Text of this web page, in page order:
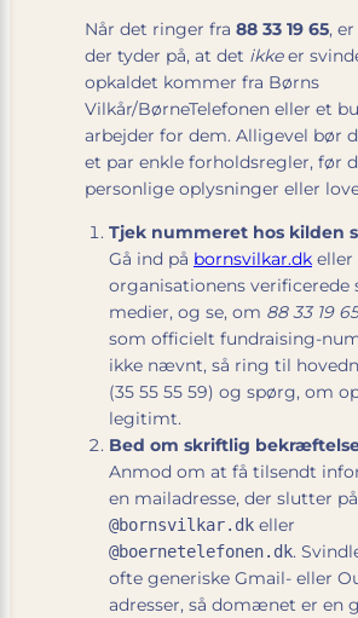
Når det ringer fra 88 33 19 65,
der tyder på, at det ikkeer
opkaldet kommer fra Børns
Vilkår/BørneTelefonen eller et
arbejder for dem. Alligevel bør
et par enkle forholdsregler, før
personlige oplysninger eller
Tjek nummeret hos kilden
Gå ind på bornsvilkar.dk eller
organisationens verificerede
medier, og se, om 88 33 19 65
som officielt fundraising-
ikke nævnt, så ring til
(35 55 55 59) og spørg, om
legitimt.
Bed om skriftlig
Anmod om at få tilsendt
en mailadresse, der slutter på
@bornsvilkar.dk eller
@boernetelefonen.dk.
ofte generiske Gmail- eller
adresser, så domænet er en